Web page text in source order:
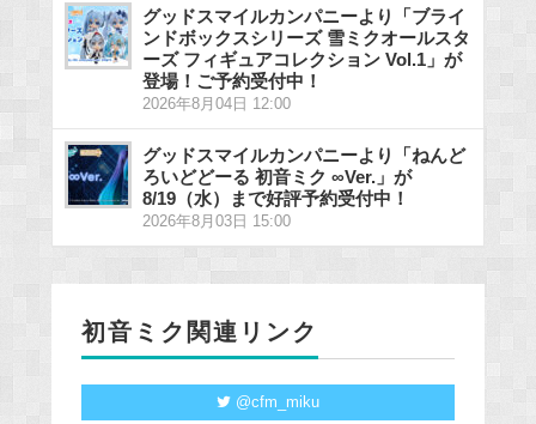
グッドスマイルカンパニーより「ブライ
ンドボックスシリーズ 雪ミクオールスタ
ーズ フィギュアコレクション Vol.1」が
登場！ご予約受付中！
2026年8月04日 12:00
グッドスマイルカンパニーより「ねんど
ろいどどーる 初音ミク ∞Ver.」が
8/19（水）まで好評予約受付中！
2026年8月03日 15:00
初音ミク関連リンク
@cfm_miku